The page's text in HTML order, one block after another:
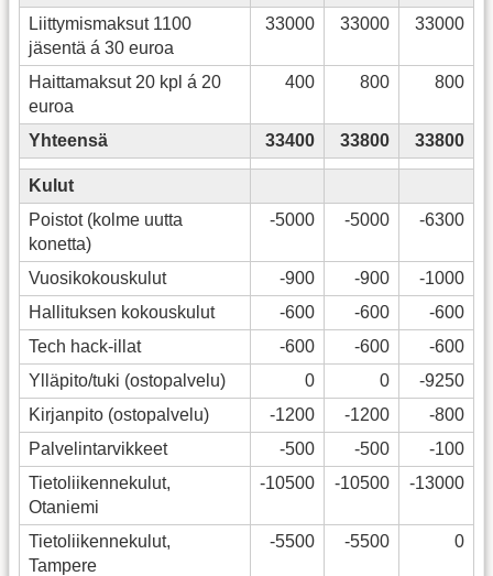
Liittymismaksut 1100
jäsentä á 30 euroa
33000 33000 33000
Haittamaksut 20 kpl á 20
euroa
400 800 800
Yhteensä 33400 33800 33800
Kulut
Poistot (kolme uutta
konetta)
-5000 -5000 -6300
Vuosikokouskulut -900 -900
-1000
Hallituksen kokouskulut
-600 -600
-600
Tech hack-illat
-600 -600
-600
Ylläpito/tuki (ostopalvelu)
0 0
-9250
Kirjanpito (ostopalvelu)
-1200 -1200
-800
Palvelintarvikkeet
-500 -500
-100
Tietoliikennekulut,
Otaniemi
-10500 -10500 -13000
Tietoliikennekulut,
Tampere
-5500 -5500 0